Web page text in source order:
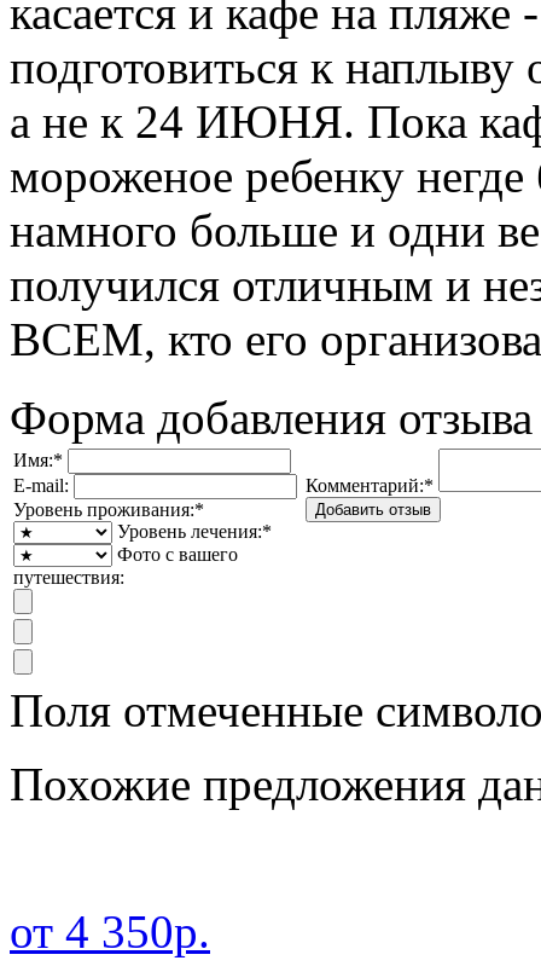
касается и кафе на пляже
подготовиться к
а не к 24 ИЮНЯ. Пока
мороженое ребенку
намного больше и одни
получился отличным и
ВСЕМ, кто его
Форма добавления отзыва
Имя:*
E-mail:
Уровень проживания:*
Уровень лечения:*
Фото с вашего
путешествия:
Комментарий:*
Поля отмеченные
Похожие предложения
от 4 350р.